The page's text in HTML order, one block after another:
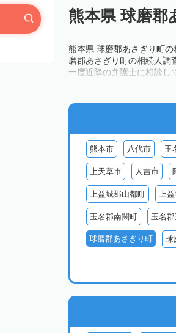
熊本県 球磨郡
熊本県 球磨郡あさぎり町
磨郡あさぎり町の相続人調
一度近隣の弁護士に相談し
熊本市 八代市 玉
上天草市 人吉市
上益城郡山都町 上
玉名郡南関町 玉名
球磨郡あさぎり町 球
阿蘇郡南小国町 阿